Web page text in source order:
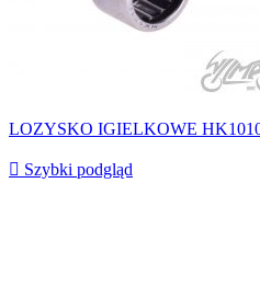
LOZYSKO IGIELKOWE
 Szybki podgląd